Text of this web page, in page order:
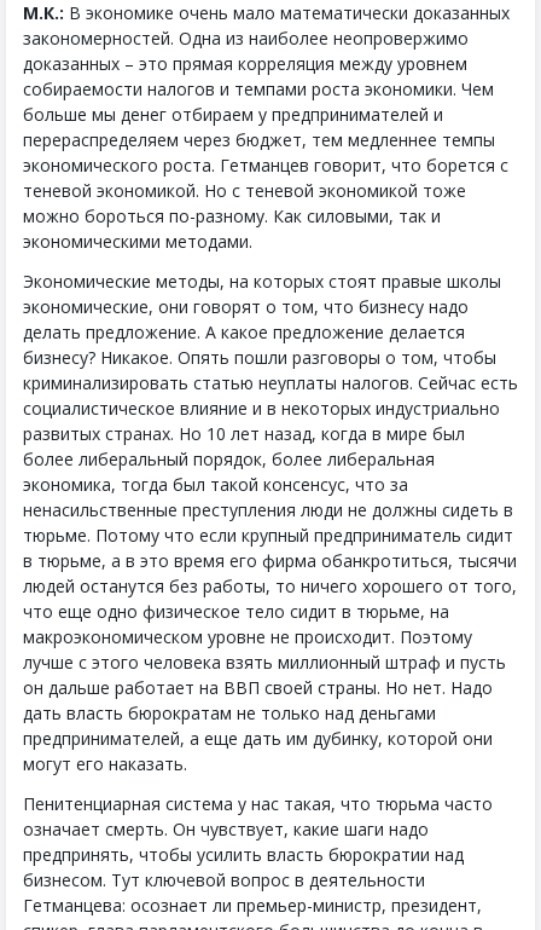
М.К.: В экономике очень мало математически доказанных
закономерностей. Одна из наиболее неопровержимо
доказанных – это прямая корреляция между уровнем
собираемости налогов и темпами роста экономики. Чем
больше мы денег отбираем у предпринимателей и
перераспределяем через бюджет, тем медленнее темпы
экономического роста. Гетманцев говорит, что борется с
теневой экономикой. Но с теневой экономикой тоже
можно бороться по-разному. Как силовыми, так и
экономическими методами.
Экономические методы, на которых стоят правые школы
экономические, они говорят о том, что бизнесу надо
делать предложение. А какое предложение делается
бизнесу? Никакое. Опять пошли разговоры о том, чтобы
криминализировать статью неуплаты налогов. Сейчас есть
социалистическое влияние и в некоторых индустриально
развитых странах. Но 10 лет назад, когда в мире был
более либеральный порядок, более либеральная
экономика, тогда был такой консенсус, что за
ненасильственные преступления люди не должны сидеть в
тюрьме. Потому что если крупный предприниматель сидит
в тюрьме, а в это время его фирма обанкротиться, тысячи
людей останутся без работы, то ничего хорошего от того,
что еще одно физическое тело сидит в тюрьме, на
макроэкономическом уровне не происходит. Поэтому
лучше с этого человека взять миллионный штраф и пусть
он дальше работает на ВВП своей страны. Но нет. Надо
дать власть бюрократам не только над деньгами
предпринимателей, а еще дать им дубинку, которой они
могут его наказать.
Пенитенциарная система у нас такая, что тюрьма часто
означает смерть. Он чувствует, какие шаги надо
предпринять, чтобы усилить власть бюрократии над
бизнесом. Тут ключевой вопрос в деятельности
Гетманцева: осознает ли премьер-министр, президент,